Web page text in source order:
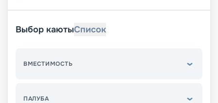
Выбор каютыСписок
ВМЕСТИМОСТЬ
ПАЛУБА